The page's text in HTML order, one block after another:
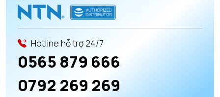
Hotline hỗ trợ 24/7
0565 879 666
0792 269 269